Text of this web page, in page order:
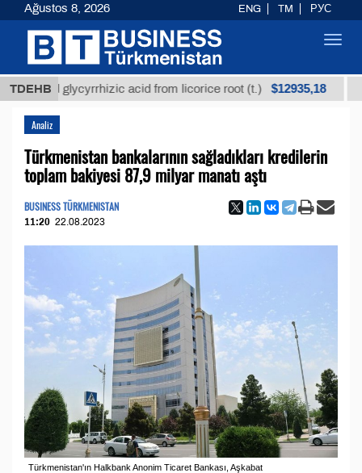
TDEHB
glycyrrhizic acid from licorice root (t.) $12935,18
Analiz
Türkmenistan bankalarının sağladıkları kredilerin
toplam bakiyesi 87,9 milyar manatı aştı
BUSINESS TÜRKMENISTAN
11:20 22.08.2023
Türkmenistan'ın Halkbank Anonim Ticaret Bankası, Aşkabat
Ağustos 8, 2026 ENG TM РУС